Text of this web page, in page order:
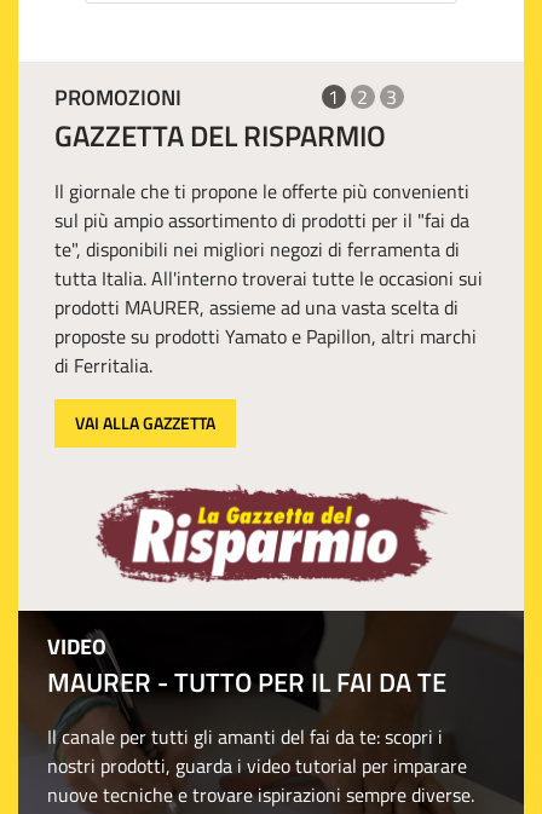
PROMOZIONI 1 2 3
GAZZETTA DEL RISPARMIO
Il giornale che ti propone le offerte più convenienti
sul più ampio assortimento di prodotti per il "fai da
te", disponibili nei migliori negozi di ferramenta di
tutta Italia. All'interno troverai tutte le occasioni sui
prodotti MAURER, assieme ad una vasta scelta di
proposte su prodotti Yamato e Papillon, altri marchi
di Ferritalia.
VAI ALLA GAZZETTA
VIDEO
MAURER - TUTTO PER IL FAI DA TE
Il canale per tutti gli amanti del fai da te: scopri i
nostri prodotti, guarda i video tutorial per imparare
nuove tecniche e trovare ispirazioni sempre diverse.